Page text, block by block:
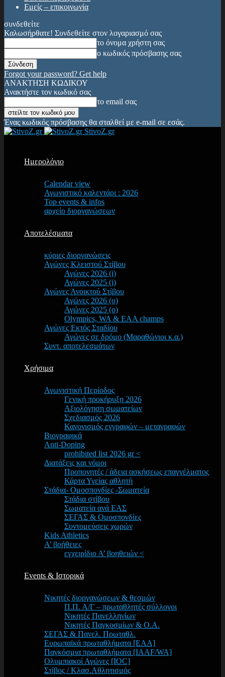
Εμείς – επικοινωνία
συνδεθείτε
Καλωσήρθατε! Συνδεθείτε στον λογαριασμό σας
το όνομα χρήστη σας
ο κωδικός πρόσβασης σας
Forgot your password? Get help
ΑΝΑΚΤΗΣΗ ΚΩΔΙΚΟΥ
Ανακτήστε τον κωδικό σας
το email σας
Ένας κωδικός πρόσβασης θα σταλθεί με e-mail σε εσάς.
StivoZ.gr
Ημερολόγιο
Calendar view
Αγωνιστικό καλεντάρι : 2026
Top events & infos
αρχείο διοργανώσεων
Αποτελέσματα
κύριες διοργανώσεις
Αγώνες Κλειστού Στίβου
Αγώνες 2026 (i)
Αγώνες 2025 (i)
Αγώνες Ανοικτού Στίβου
Αγώνες 2026 (o)
Αγώνες 2025 (o)
Olympics, WA & EAA champs
Αγώνες Εκτός Σταδίου
Αγώνες σε δρόμο (Μαραθώνιοι κ.α.)
Συντ. αποτελεσμάτων
Χρήσιμα
Αγωνιστική Περίοδος
Γενική προκήρυξη 2026
Αξιολόγηση σωματείων
Σχεδιασμός 2026
Κανονισμός εγγραφών – μεταγραφών
Βιογραφικά
Anti-Doping
prohibited list 2026 gr <
Διατάξεις και νόμοι
Προπονητές / άδεια ασκήσεως επαγγέλματος
Κάρτα Υγείας αθλητή
Στάδια- Ομοσπονδίες -Σωματεία
Στάδια στίβου
Σωματεία ανά ΕΑΣ
ΣΕΓΑΣ & Ομοσπονδίες
Συντομεύσεις χωρών
Kids Athletics
Α’ βοήθειες
εγχειρίδιο Α’ βοηθειών <
Events & Ιστορικά
Νικητές διοργανώσεων & θεσμών
Π.Π. Α/Γ – πρωταθλητές σύλλογοι
Νικητές Πανελληνίων
Νικητές Παγκοσμίων & Ο.Α.
ΣΕΓΑΣ & Πανελ. Πρωταθλ.
Ευρωπαϊκά πρωταθλήματα [EAA]
Παγκόσμια πρωταθλήματα [IAAF/WA]
Ολυμπιακοί Αγώνες [IOC]
Στίβος / Κλασ.Αθλητισμός